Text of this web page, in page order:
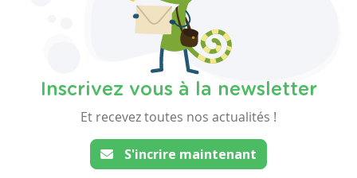
Inscrivez vous à la newsletter
Et recevez toutes nos actualités !
S'incrire maintenant